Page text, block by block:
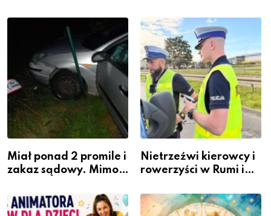
zawodem przyszłości i
gdzie się go nauczyć?
Warszawskiego
Miał ponad 2 promile i
zakaz sądowy. Mimo
kierownicę w
Bolszewie i uderzył w
Nietrzeźwi kierowcy i
rowerzyści w Rumi i